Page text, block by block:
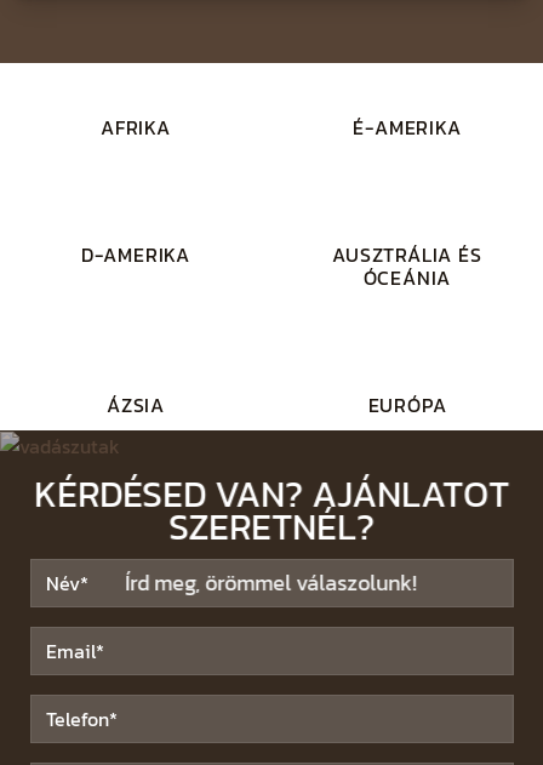
AFRIKA É-AMERIKA
D-AMERIKA AUSZTRÁLIA ÉS
ÓCEÁNIA
ÁZSIA EURÓPA
KÉRDÉSED VAN? AJÁNLATOT
SZERETNÉL?
Írd meg, örömmel válaszolunk!